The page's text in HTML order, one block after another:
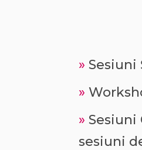
» Sesiuni
»
» Sesiuni
sesiuni